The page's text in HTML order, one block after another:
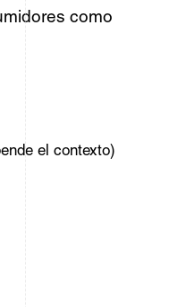
como
el contexto)